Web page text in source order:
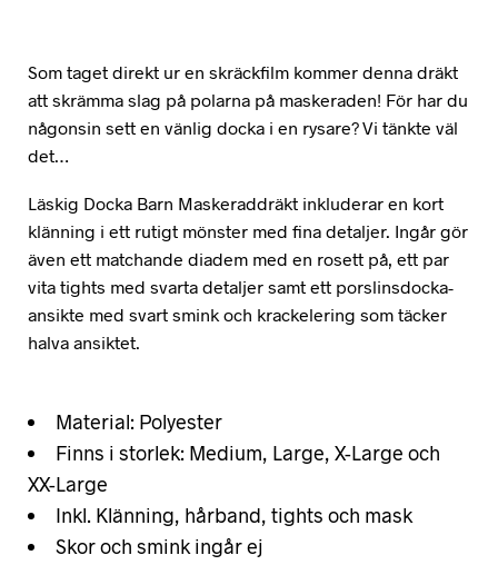
Som taget direkt ur en skräckfilm kommer denna dräkt
att skrämma slag på polarna på maskeraden! För har du
någonsin sett en vänlig docka i en rysare? Vi tänkte väl
det…
Läskig Docka Barn Maskeraddräkt inkluderar en kort
klänning i ett rutigt mönster med fina detaljer. Ingår gör
även ett matchande diadem med en rosett på, ett par
vita tights med svarta detaljer samt ett porslinsdocka-
ansikte med svart smink och krackelering som täcker
halva ansiktet.
Material: Polyester
Finns i storlek: Medium, Large, X-Large och
XX-Large
Inkl. Klänning, hårband, tights och mask
Skor och smink ingår ej